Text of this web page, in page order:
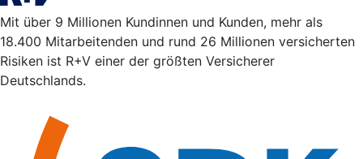
Mit über 9 Millionen Kundinnen und Kunden, mehr als
18.400 Mitarbeitenden und rund 26 Millionen versicherten
Risiken ist R+V einer der größten Versicherer
Deutschlands.